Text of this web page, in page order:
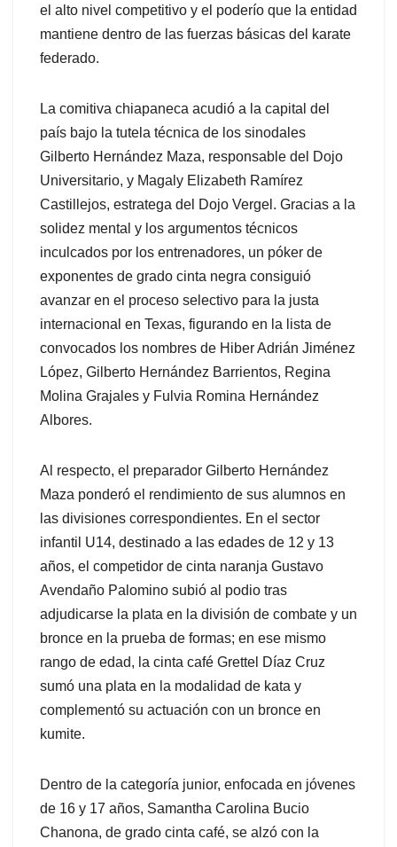
el alto nivel competitivo y el poderío que la entidad
mantiene dentro de las fuerzas básicas del karate
federado.
La comitiva chiapaneca acudió a la capital del
país bajo la tutela técnica de los sinodales
Gilberto Hernández Maza, responsable del Dojo
Universitario, y Magaly Elizabeth Ramírez
Castillejos, estratega del Dojo Vergel. Gracias a la
solidez mental y los argumentos técnicos
inculcados por los entrenadores, un póker de
exponentes de grado cinta negra consiguió
avanzar en el proceso selectivo para la justa
internacional en Texas, figurando en la lista de
convocados los nombres de Hiber Adrián Jiménez
López, Gilberto Hernández Barrientos, Regina
Molina Grajales y Fulvia Romina Hernández
Albores.
Al respecto, el preparador Gilberto Hernández
Maza ponderó el rendimiento de sus alumnos en
las divisiones correspondientes. En el sector
infantil U14, destinado a las edades de 12 y 13
años, el competidor de cinta naranja Gustavo
Avendaño Palomino subió al podio tras
adjudicarse la plata en la división de combate y un
bronce en la prueba de formas; en ese mismo
rango de edad, la cinta café Grettel Díaz Cruz
sumó una plata en la modalidad de kata y
complementó su actuación con un bronce en
kumite.
Dentro de la categoría junior, enfocada en jóvenes
de 16 y 17 años, Samantha Carolina Bucio
Chanona, de grado cinta café, se alzó con la